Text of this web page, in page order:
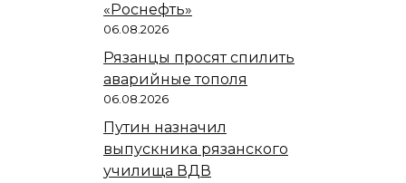
«Роснефть»
06.08.2026
Рязанцы просят спилить
аварийные тополя
06.08.2026
Путин назначил
выпускника рязанского
училища ВДВ